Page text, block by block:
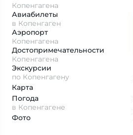
Копенгагена
Авиабилеты
в Копенгаген
Аэропорт
Копенгагена
Достопримеча­тельности
Копенгагена
Экскурсии
по Копенгагену
Карта
Погода
в Копенгагене
Фото